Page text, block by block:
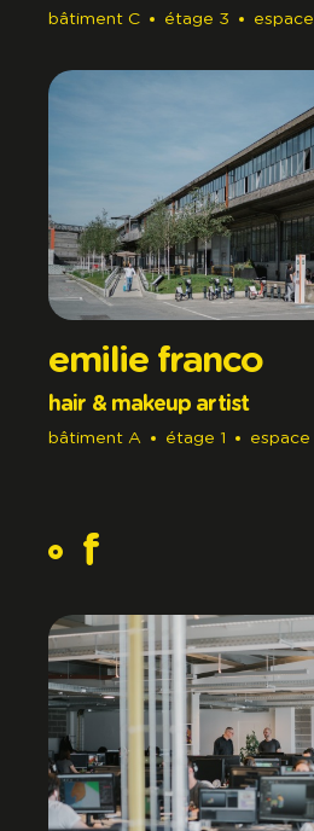
bâtiment C étage 3 espace
emilie franco
hair & makeup artist
bâtiment A étage 1 espace
f